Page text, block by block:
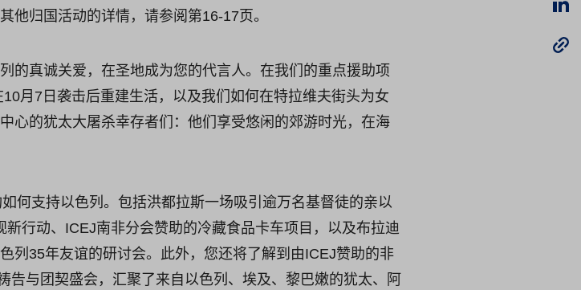
他归国活动的详情，请参阅第16-17页。
的真诚关爱，在圣地成为您的代言人。在我们的重点援助项
月7日袭击后重建生活，以及我们如何在特拉维夫街头为女
心的犹太大屠杀幸存者们：他们享受悠闲的郊游时光，在海
何支持以色列。包括洪都拉斯一场吸引逾万名基督徒的亲以
行动、ICEJ南非分会赞助的冷藏食品卡车项目，以及布拉迪
列35年友谊的研讨会。此外，您还将了解到由ICEJ赞助的非
与团契盛会，汇聚了来自以色列、埃及、黎巴嫩的犹太、阿